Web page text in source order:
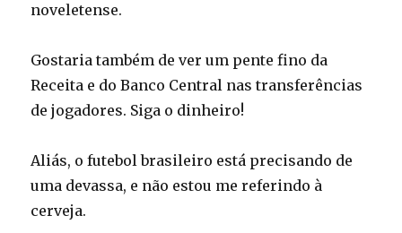
noveletense.
Gostaria também de ver um pente fino da
Receita e do Banco Central nas transferências
de jogadores. Siga o dinheiro!
Aliás, o futebol brasileiro está precisando de
uma devassa, e não estou me referindo à
cerveja.